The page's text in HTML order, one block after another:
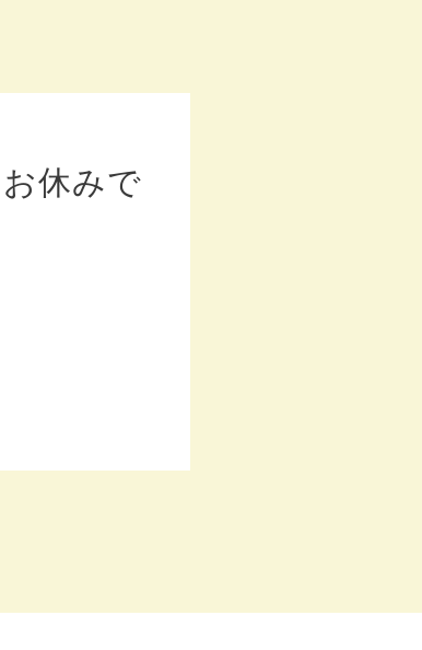
休みで